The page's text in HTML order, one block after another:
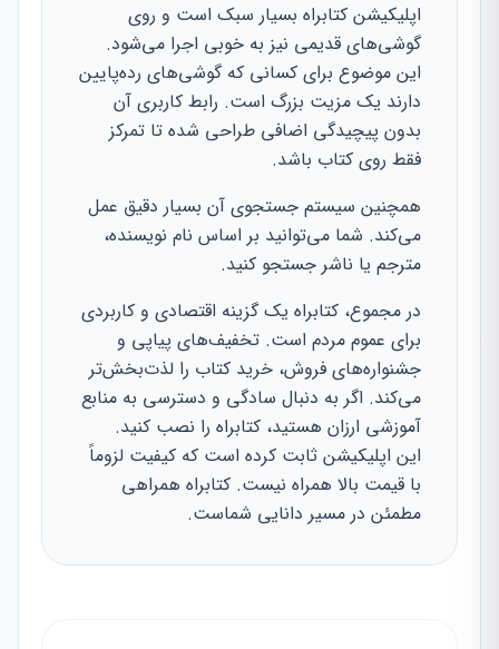
اپلیکیشن کتابراه بسیار سبک است و روی
گوشی‌های قدیمی نیز به خوبی اجرا می‌شود.
این موضوع برای کسانی که گوشی‌های رده‌پایین
دارند یک مزیت بزرگ است. رابط کاربری آن
بدون پیچیدگی اضافی طراحی شده تا تمرکز
فقط روی کتاب باشد.
همچنین سیستم جستجوی آن بسیار دقیق عمل
می‌کند. شما می‌توانید بر اساس نام نویسنده،
مترجم یا ناشر جستجو کنید.
در مجموع، کتابراه یک گزینه اقتصادی و کاربردی
برای عموم مردم است. تخفیف‌های پیاپی و
جشنواره‌های فروش، خرید کتاب را لذت‌بخش‌تر
می‌کند. اگر به دنبال سادگی و دسترسی به منابع
آموزشی ارزان هستید، کتابراه را نصب کنید.
این اپلیکیشن ثابت کرده است که کیفیت لزوماً
با قیمت بالا همراه نیست. کتابراه همراهی
مطمئن در مسیر دانایی شماست.